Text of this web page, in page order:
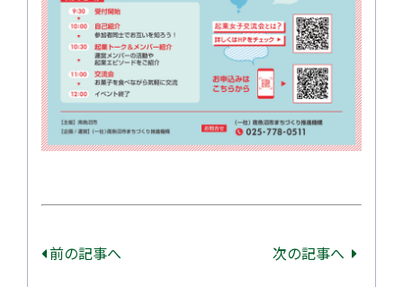
前の記事へ 次の記事へ